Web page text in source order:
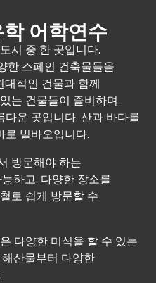
어학연수
시 중 한 곳입니다.
한 스페인 건축물들을
적인 건물과 함께
는 건물들이 즐비하며,
운 곳입니다. 산과 바다를
로 빌바오입니다.
방문해야 하는
하고, 다양한 장소를
로 쉽게 방문할 수
다양한 미식을 할 수 있는
산물부터 다양한